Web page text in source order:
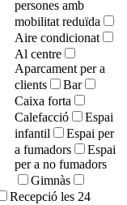
persones amb
mobilitat reduïda
Aire condicionat
Al centre
Aparcament per a
clients
Bar
Caixa forta
Calefacció
Espai
infantil
Espai per
a fumadors
Espai
per a no fumadors
Gimnàs
Recepció les 24